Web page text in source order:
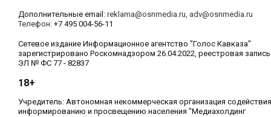
Дополнительные email: reklama@osnmedia.ru, adv@osnmedia.ru
Телефон: +7 495 004-56-11
Сетевое издание Информационное агентство "Голос Кавказа"
зарегистрировано Роскомнадзором 26.04.2022, реестровая запись
ЭЛ № ФС 77 - 82837
18+
Учредитель: Автономная некоммерческая организация содействия
информированию и просвещению населения "Медиахолдинг